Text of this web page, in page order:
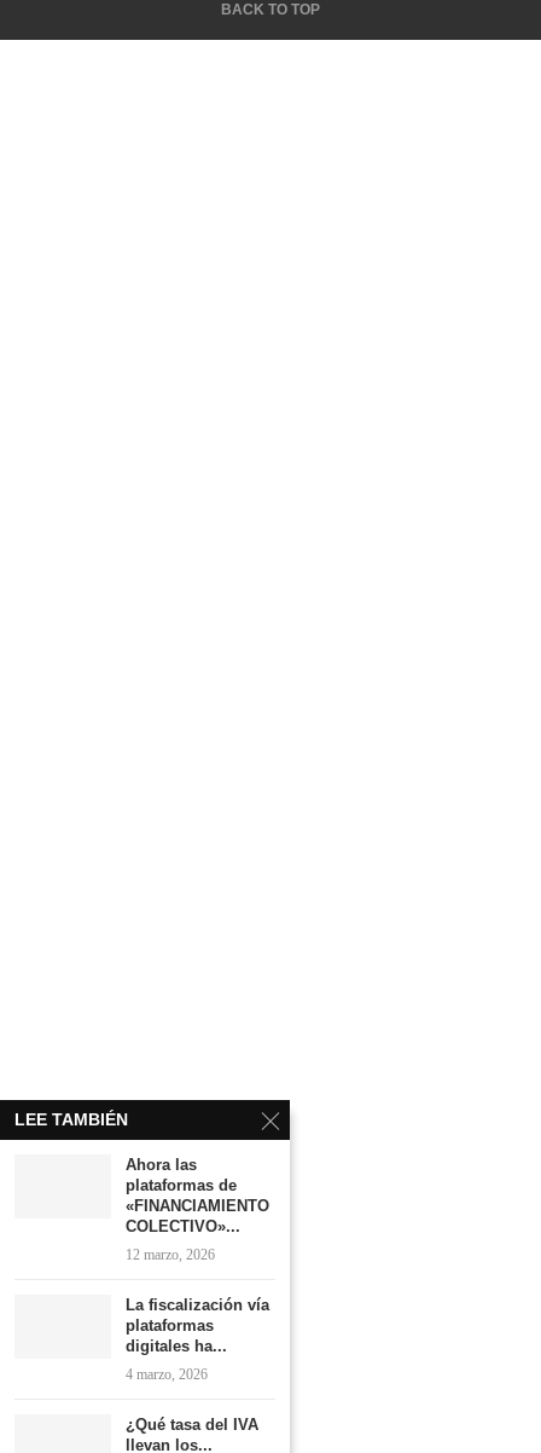
BACK TO TOP
LEE TAMBIÉN
Ahora las
plataformas de
«FINANCIAMIENTO
COLECTIVO»...
12 marzo, 2026
La fiscalización vía
plataformas
digitales ha...
4 marzo, 2026
¿Qué tasa del IVA
llevan los...